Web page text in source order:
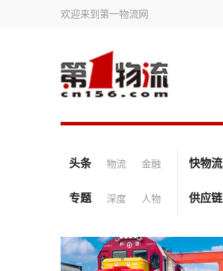
欢迎来到第一物流网
头条 物流 金融 快物流
专题 深度 人物 供应链